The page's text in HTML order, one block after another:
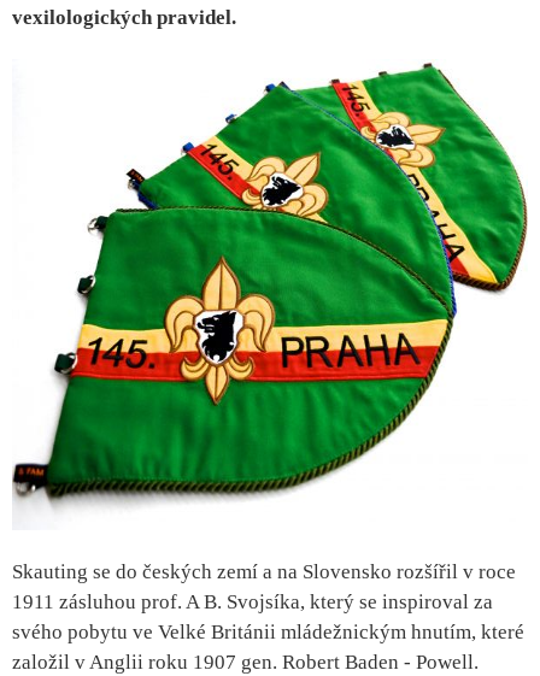
vexilologických pravidel.
Skauting se do českých zemí a na Slovensko rozšířil v roce
1911 zásluhou prof. A B. Svojsíka, který se inspiroval za
svého pobytu ve Velké Británii mládežnickým hnutím, které
založil v Anglii roku 1907 gen. Robert Baden - Powell.